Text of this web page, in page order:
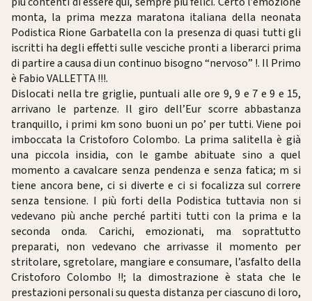
monta, la prima mezza maratona italiana della neonata
Podistica Rione Garbatella con la presenza di quasi tutti gli
iscritti ha degli effetti sulle vesciche pronti a liberarci prima
di partire a causa di un continuo bisogno “nervoso” !. Il Primo
è Fabio VALLETTA !!!.
Dislocati nella tre griglie, puntuali alle ore 9, 9 e 7 e 9 e 15,
arrivano le partenze. Il giro dell’Eur scorre abbastanza
tranquillo, i primi km sono buoni un po’ per tutti. Viene poi
imboccata la Cristoforo Colombo. La prima salitella è già
una piccola insidia, con le gambe abituate sino a quel
momento a cavalcare senza pendenza e senza fatica; m si
tiene ancora bene, ci si diverte e ci si focalizza sul correre
senza tensione. I più forti della Podistica tuttavia non si
vedevano più anche perché partiti tutti con la prima e la
seconda onda. Carichi, emozionati, ma soprattutto
preparati, non vedevano che arrivasse il momento per
stritolare, sgretolare, mangiare e consumare, l’asfalto della
Cristoforo Colombo !!; la dimostrazione è stata che le
prestazioni personali su questa distanza per ciascuno di loro,